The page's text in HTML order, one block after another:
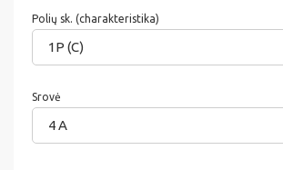
Polių sk. (charakteristika)
1P (C)
Srovė
4 A